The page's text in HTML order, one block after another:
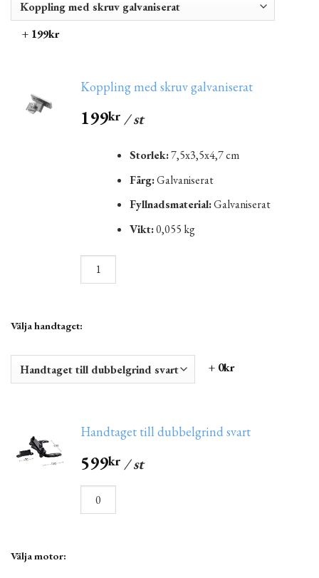
+ 199kr
Koppling med skruv galvaniserat
199kr / st
Storlek:7,5x3,5x4,7 cm
Färg:Galvaniserat
Fyllnadsmaterial:Galvaniserat
Vikt:0,055 kg
Välja handtaget:
+ 0kr
Handtaget till dubbelgrind svart
599kr / st
Välja motor: